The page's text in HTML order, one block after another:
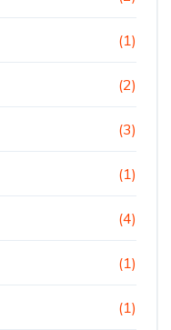
(1)
(2)
(3)
(1)
(4)
(1)
(1)